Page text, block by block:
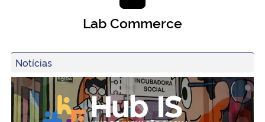
Lab Commerce
Notícias
Resumo da Semana de Inovação e Impacto Social no